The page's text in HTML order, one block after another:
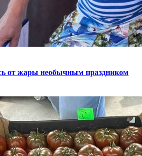
от жары необычным праздником